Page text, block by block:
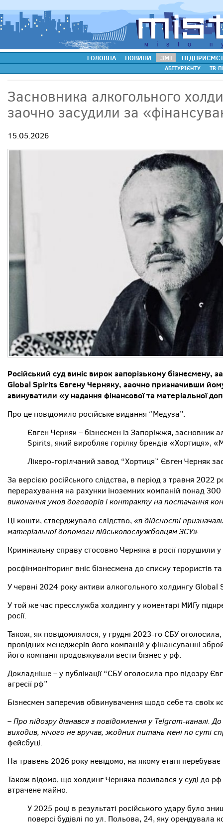
ГОЛОВНА НОВИНИ ЗМІ
АБІТУРІЄНТУ ТВ-
Засновника алкогольного
заочно засудили за
15.05.2026
Російський суд виніс вирок запорізькому бізнесмену,
Global Spirits Євгену Черняку, заочно призначивши
звинуватили «у надання фінансової та матеріальної
Про це повідомило російське видання “Медуза”.
Євген Черняк – бізнесмен із Запоріжжя, засновник
Spirits, який виробляє горілку брендів «Хортиця»,
Лікеро-горілчаний завод “Хортиця” Євген Черняк
За версією російського слідства, в період з травня 2022
перерахування на рахунки іноземних компаній понад 300
виконання умов договорів і контракту на постачання
Ці кошти, стверджувало слідство, «в дійсності
матеріальної допомоги військовослужбовцям ЗСУ».
Кримінальну справу стосовно Черняка в росії порушили
росфінмоніторинг вніс бізнесмена до списку терористів та
У червні 2024 року активи алкогольного холдингу Global
У той же час пресслужба холдингу у коментарі МИГу
росії.
Також, як повідомлялося, у грудні 2023-го СБУ
провідних менеджерів його компаній у фінансуванні
його компанії продовжували вести бізнес у рф.
Докладніше – у публікації “СБУ оголосила про підозру
агресії рф”
Бізнесмен заперечив обвинувачення щодо себе та своїх
– Про підозру дізнався з повідомлення у Telgram-каналі.
виходив, нічого не вручав, жодних питань мені по суті
фейсбуці.
На травень 2026 року невідомо, на якому етапі
Також відомо, що холдинг Черняка позивався у суді до
втрачене майно.
У 2025 році в результаті російського удару було
поверсі будівлі по ул. Польова, 24, яку